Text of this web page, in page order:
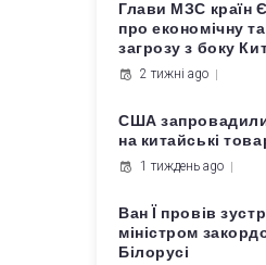
Глави МЗС країн
про економічну
загрозу з боку
2 тижні ago
США
на китайські
1 тиждень ago
Ван Ї провів
міністром
Білорусі